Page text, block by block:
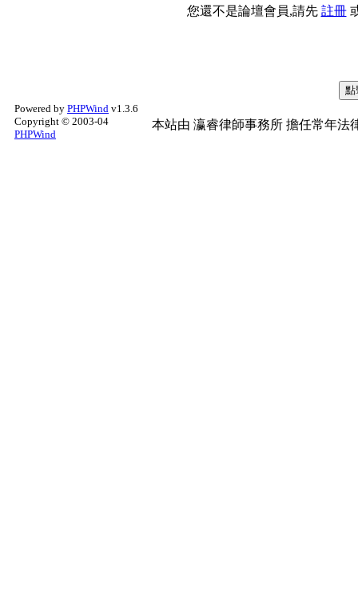
您還不是論壇會員,請先 註冊
Powered by PHPWind v1.3.6
Copyright © 2003-04
PHPWind
本站由 瀛睿律師事務所 擔任常年法